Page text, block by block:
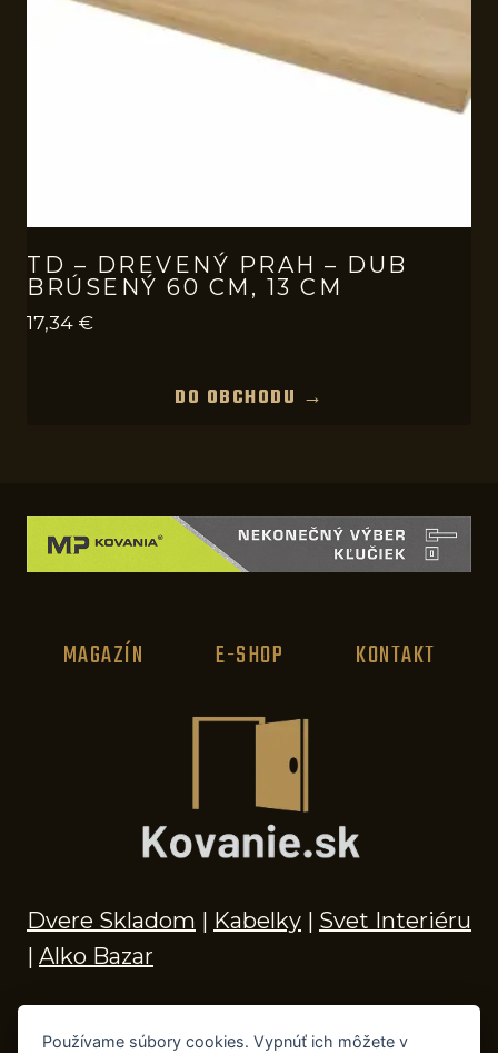
TD – DREVENÝ PRAH – DUB
BRÚSENÝ 60 CM, 13 CM
17,34 €
DO OBCHODU →
MAGAZÍN E-SHOP KONTAKT
Dvere Skladom | Kabelky | Svet Interiéru
| Alko Bazar
Používame súbory cookies. Vypnúť ich môžete v